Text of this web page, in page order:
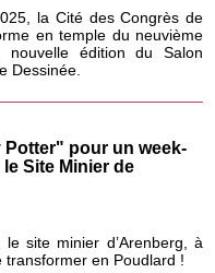
la Cité des Congrès de
en temple du neuvième
nouvelle édition du Salon
Dessinée.
pour un week-
Site Minier de
le site minier d’Arenberg, à
transformer en Poudlard !